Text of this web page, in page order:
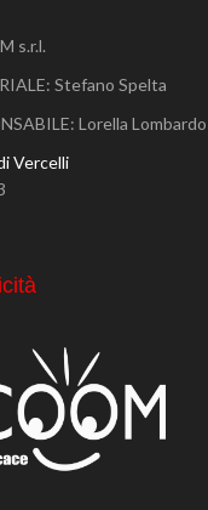
s.r.l.
Stefano Spelta
Lorella Lombardo
Vercelli